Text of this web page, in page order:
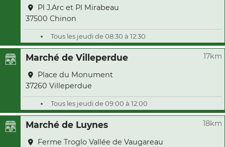
Pl J.Arc et Pl Mirabeau
37500 Chinon
Tous les jeudi de 08:30 à 12:30
Marché de Villeperdue 17km
Place du Monument
37260 Villeperdue
Tous les jeudi de 09:00 à 12:00
Marché de Luynes 18km
Ferme Troglo Vallée de Vaugareau